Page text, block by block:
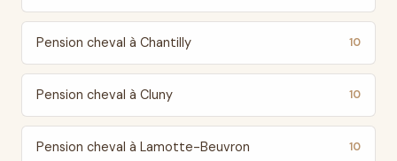
Pension cheval à Chantilly 10
Pension cheval à Cluny 10
Pension cheval à Lamotte-Beuvron 10